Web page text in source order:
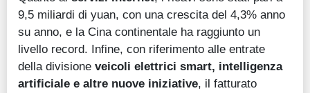
9,5 miliardi di yuan, con una crescita del 4,3% anno
su anno, e la Cina continentale ha raggiunto un
livello record. Infine, con riferimento alle entrate
della divisione veicoli elettrici smart, intelligenza
artificiale e altre nuove iniziative, il fatturato